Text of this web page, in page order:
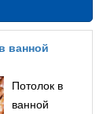
ванной
Потолок в
ванной